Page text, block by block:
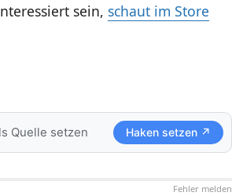
sein, schaut im Store
Quelle setzen Haken setzen ↗
Fehler melden